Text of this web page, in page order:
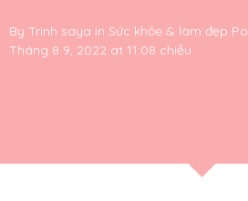
By Trinh saya in Sức khỏe & làm đẹp
Tháng 8 9, 2022 at 11:08 chiều